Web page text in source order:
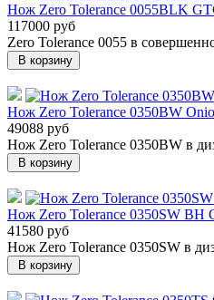
Нож Zero Tolerance 0055BLK
117000 руб
Zero Tolerance 0055 в
В корзину
Нож Zero Tolerance 0350BW
49088 руб
Нож Zero Tolerance 0350BW в
В корзину
Нож Zero Tolerance 0350SW BH
41580 руб
Нож Zero Tolerance 0350SW в
В корзину